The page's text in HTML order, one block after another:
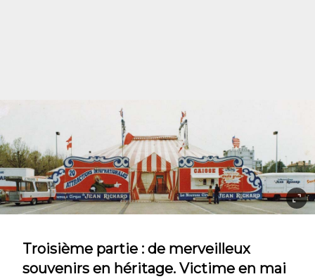
Troisième partie : de merveilleux
souvenirs en héritage. Victime en mai